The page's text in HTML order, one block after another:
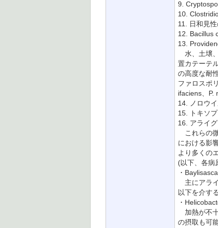
9.
10.
11. 日和見
12. Bacillus
13.
水、土壌
置カテーテ
の高度な耐
ファロスポ
ifaciens、P.
14. ノロウ
15. トキソ
16. アライ
これらの
における影
より多くの
(以下、各病
・
主にアラ
以下を介す
・
加熱が不
の摂取も可